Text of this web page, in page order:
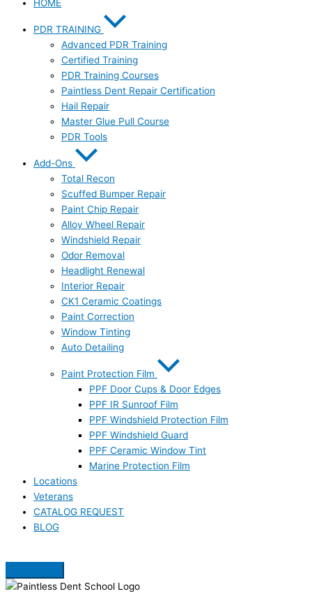
HOME
PDR TRAINING
Advanced PDR Training
Certified Training
PDR Training Courses
Paintless Dent Repair Certification
Hail Repair
Master Glue Pull Course
PDR Tools
Add-Ons
Total Recon
Scuffed Bumper Repair
Paint Chip Repair
Alloy Wheel Repair
Windshield Repair
Odor Removal
Headlight Renewal
Interior Repair
CK1 Ceramic Coatings
Paint Correction
Window Tinting
Auto Detailing
Paint Protection Film
PPF Door Cups & Door Edges
PPF IR Sunroof Film
PPF Windshield Protection Film
PPF Windshield Guard
PPF Ceramic Window Tint
Marine Protection Film
Locations
Veterans
CATALOG REQUEST
BLOG